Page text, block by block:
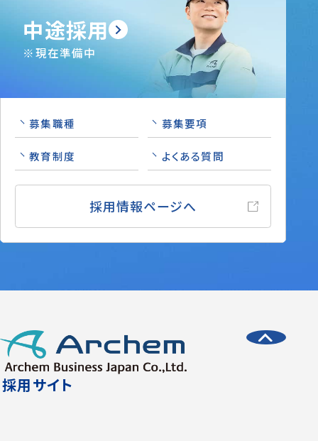
中途採用
※現在準備中
募集職種 募集要項
教育制度 よくある質問
採用情報ページへ
採用サイト